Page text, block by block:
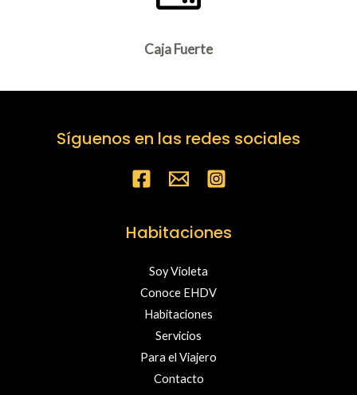
Caja Fuerte
Síguenos en las redes sociales
Habitaciones
Soy Violeta
Conoce EHDV
Habitaciones
Servicios
Para el Viajero
Contacto